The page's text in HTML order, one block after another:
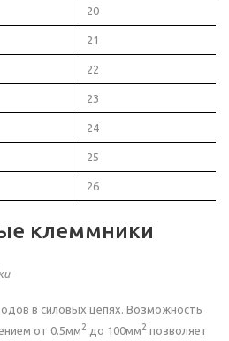
20
21
22
23
24
25
26
клеммники
в силовых цепях. Возможность
от 0.5мм2 до 100мм2 позволяет